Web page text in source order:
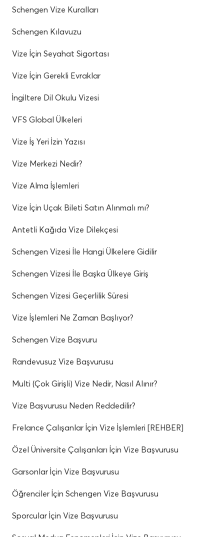
Schengen Vize Kuralları
Schengen Kılavuzu
Vize İçin Seyahat Sigortası
Vize İçin Gerekli Evraklar
İngiltere Dil Okulu Vizesi
VFS Global Ülkeleri
Vize İş Yeri İzin Yazısı
Vize Merkezi Nedir?
Vize Alma İşlemleri
Vize İçin Uçak Bileti Satın Alınmalı mı?
Antetli Kağıda Vize Dilekçesi
Schengen Vizesi İle Hangi Ülkelere Gidilir
Schengen Vizesi İle Başka Ülkeye Giriş
Schengen Vizesi Geçerlilik Süresi
Vize İşlemleri Ne Zaman Başlıyor?
Schengen Vize Başvuru
Randevusuz Vize Başvurusu
Multi (Çok Girişli) Vize Nedir, Nasıl Alınır?
Vize Başvurusu Neden Reddedilir?
Frelance Çalışanlar İçin Vize İşlemleri [REHBER]
Özel Üniversite Çalışanları İçin Vize Başvurusu
Garsonlar İçin Vize Başvurusu
Öğrenciler İçin Schengen Vize Başvurusu
Sporcular İçin Vize Başvurusu